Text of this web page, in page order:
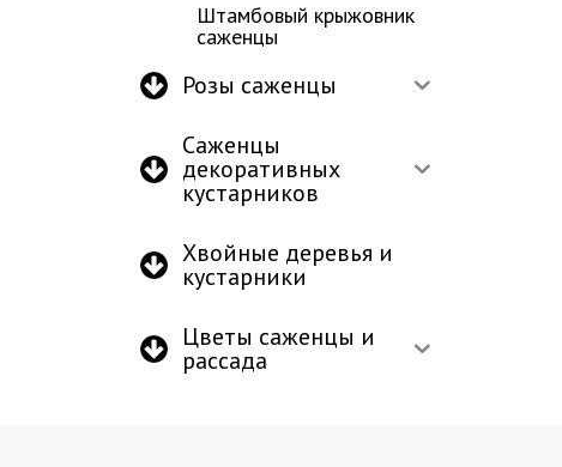
Штамбовый крыжовник
саженцы
Розы саженцы
Саженцы
декоративных
кустарников
Хвойные деревья и
кустарники
Цветы саженцы и
рассада